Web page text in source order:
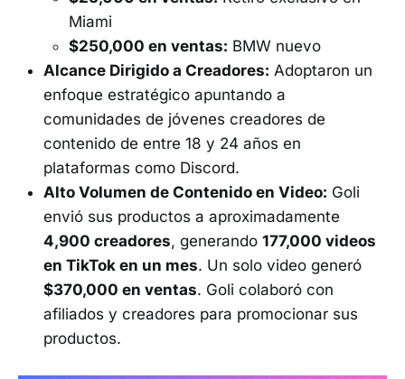
Miami
$250,000 en ventas: BMW nuevo
Alcance Dirigido a Creadores: Adoptaron un
enfoque estratégico apuntando a
comunidades de jóvenes creadores de
contenido de entre 18 y 24 años en
plataformas como Discord.
Alto Volumen de Contenido en Video: Goli
envió sus productos a aproximadamente
4,900 creadores, generando 177,000 videos
en TikTok en un mes. Un solo video generó
$370,000 en ventas. Goli colaboró con
afiliados y creadores para promocionar sus
productos.